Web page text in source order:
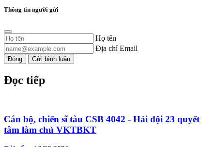
Thông tin người gửi
Họ tên
Địa chỉ Email
Đóng Gửi bình luận
Đọc tiếp
Cán bộ, chiến sĩ tàu CSB 4042 - Hải đội 23 quyết
tâm làm chủ VKTBKT